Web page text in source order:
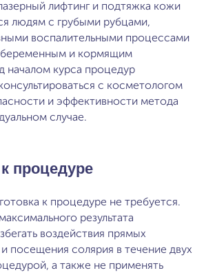
лифтинг и подтяжка кожи
людям с грубыми рубцами,
воспалительными процессами
беременным и кормящим
курса процедур
с косметологом
и эффективности метода
случае.
процедуре
к процедуре не требуется.
результата
воздействия прямых
посещения солярия в течение двух
а также не применять